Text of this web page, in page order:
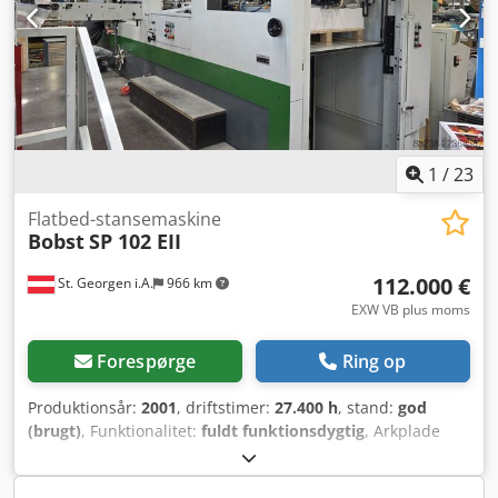
udtrykkeligt er bekræftet i den endelige specifikation.
1 /23
St. Georgen i.A. 966 km
Flatbed-stansemaskine
BobstSP 102 EII
112.000 €
EXW VB plus moms
Forespørge Ring op
Produktionsår: 2001, driftstimer: 27.400 h, stand: god
(brugt), Funktionalitet: fuldt funktionsdygtig, Arkplade
med udstansningsstation, drejebord til fundament
(ekstern leverandør), drejebord/forberedelsesbord,